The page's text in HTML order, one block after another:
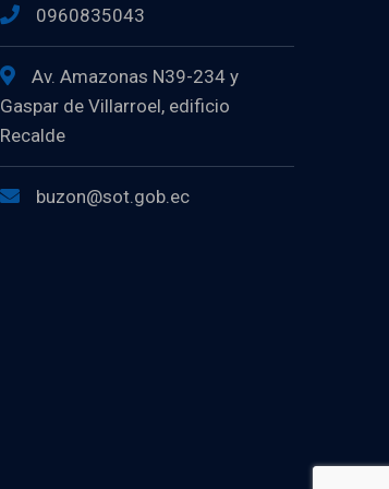
0960835043
Av. Amazonas N39-234 y
Gaspar de Villarroel, edificio
Recalde
buzon@sot.gob.ec